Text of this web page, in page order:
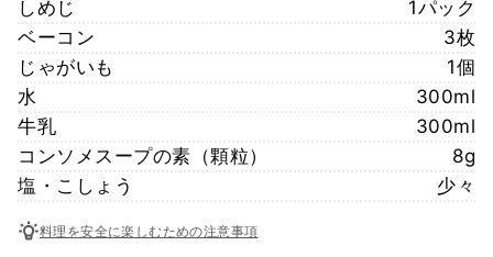
しめじ
1パック
ベーコン
3枚
じゃがいも
1個
水
300ml
牛乳
300ml
コンソメスープの素（顆粒）
8g
塩・こしょう
少々
料理を安全に楽しむための注意事項